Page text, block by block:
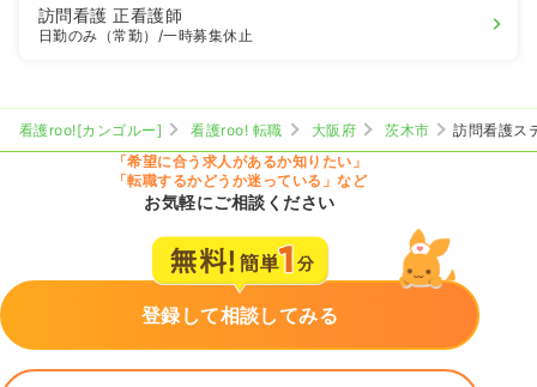
訪問看護正看護師
日勤のみ（常勤） /一時募集休止
看護roo![カンゴルー] 看護roo! 転職 大阪府 茨木市
訪問看護ス
「希望に合う求人があるか知りたい」
「転職するかどうか迷っている」など
お気軽にご相談ください
登録して相談してみる